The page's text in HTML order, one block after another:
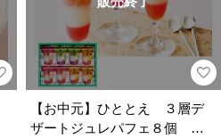
【お中元】ひととえ ３層デ
ザートジュレパフェ８個 Ｊ